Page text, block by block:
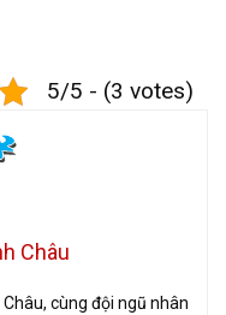
5/5 - (3 votes)
Châu
cùng đội ngũ nhân